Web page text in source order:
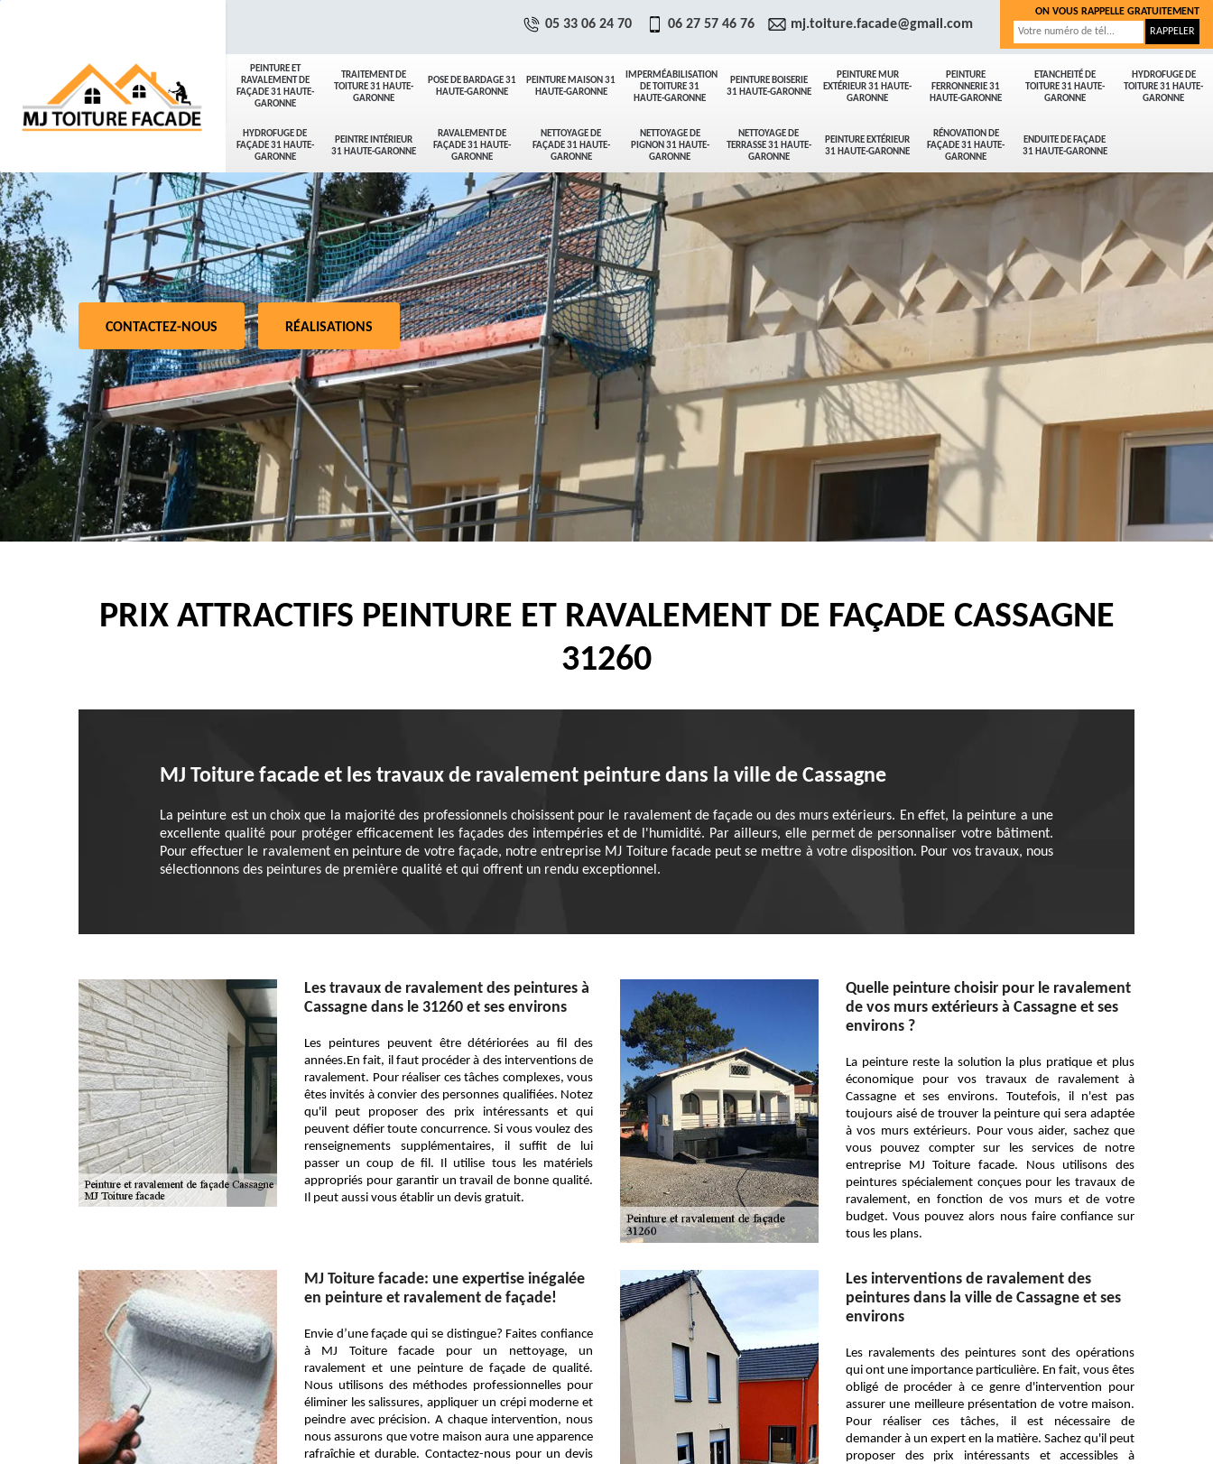
PEINTURE ET
RAVALEMENT DE
FAÇADE 31 HAUTE-
GARONNE
TRAITEMENT DE
TOITURE 31 HAUTE-
GARONNE
POSE DE BARDAGE 31
HAUTE-GARONNE
PEINTURE MAISON 31
HAUTE-GARONNE
IMPERMÉABILISATION
DE TOITURE 31
HAUTE-GARONNE
PEINTURE BOISERIE
31 HAUTE-GARONNE
PEINTURE MUR
EXTÉRIEUR 31 HAUTE-
GARONNE
PEINTURE
FERRONNERIE 31
HAUTE-GARONNE
ETANCHEITÉ DE
TOITURE 31 HAUTE-
GARONNE
HYDROFUGE DE
TOITURE 31 HAUTE-
GARONNE
HYDROFUGE DE
FAÇADE 31 HAUTE-
GARONNE
PEINTRE INTÉRIEUR
31 HAUTE-GARONNE
RAVALEMENT DE
FAÇADE 31 HAUTE-
GARONNE
NETTOYAGE DE
FAÇADE 31 HAUTE-
GARONNE
NETTOYAGE DE
PIGNON 31 HAUTE-
GARONNE
NETTOYAGE DE
TERRASSE 31 HAUTE-
GARONNE
PEINTURE EXTÉRIEUR
31 HAUTE-GARONNE
RÉNOVATION DE
FAÇADE 31 HAUTE-
GARONNE
ENDUITE DE FAÇADE
31 HAUTE-GARONNE
05 33 06 24 70 06 27 57 46 76 mj.toiture.facade@gmail.com
ON VOUS RAPPELLE GRATUITEMENT
CONTACTEZ-NOUS RÉALISATIONS
PRIX ATTRACTIFS PEINTURE ET RAVALEMENT DE FAÇADE CASSAGNE
31260
MJ Toiture facade et les travaux de ravalement peinture dans la ville de Cassagne
La peinture est un choix que la majorité des professionnels choisissent pour le ravalement de façade ou des murs extérieurs. En effet, la peinture a une
excellente qualité pour protéger efficacement les façades des intempéries et de l'humidité. Par ailleurs, elle permet de personnaliser votre bâtiment.
Pour effectuer le ravalement en peinture de votre façade, notre entreprise MJ Toiture facade peut se mettre à votre disposition. Pour vos travaux, nous
sélectionnons des peintures de première qualité et qui offrent un rendu exceptionnel.
Les travaux de ravalement des peintures à
Cassagne dans le 31260 et ses environs
Les peintures peuvent être détériorées au fil des
années.En fait, il faut procéder à des interventions de
ravalement. Pour réaliser ces tâches complexes, vous
êtes invités à convier des personnes qualifiées. Notez
qu'il peut proposer des prix intéressants et qui
peuvent défier toute concurrence. Si vous voulez des
renseignements supplémentaires, il suffit de lui
passer un coup de fil. Il utilise tous les matériels
appropriés pour garantir un travail de bonne qualité.
Il peut aussi vous établir un devis gratuit.
Quelle peinture choisir pour le ravalement
de vos murs extérieurs à Cassagne et ses
environs ?
La peinture reste la solution la plus pratique et plus
économique pour vos travaux de ravalement à
Cassagne et ses environs. Toutefois, il n'est pas
toujours aisé de trouver la peinture qui sera adaptée
à vos murs extérieurs. Pour vous aider, sachez que
vous pouvez compter sur les services de notre
entreprise MJ Toiture facade. Nous utilisons des
peintures spécialement conçues pour les travaux de
ravalement, en fonction de vos murs et de votre
budget. Vous pouvez alors nous faire confiance sur
tous les plans.
MJ Toiture facade: une expertise inégalée
en peinture et ravalement de façade!
Envie d’une façade qui se distingue? Faites confiance
à MJ Toiture facade pour un nettoyage, un
ravalement et une peinture de façade de qualité.
Nous utilisons des méthodes professionnelles pour
éliminer les salissures, appliquer un crépi moderne et
peindre avec précision. A chaque intervention, nous
nous assurons que votre maison aura une apparence
rafraîchie et durable. Contactez-nous pour un devis
Les interventions de ravalement des
peintures dans la ville de Cassagne et ses
environs
Les ravalements des peintures sont des opérations
qui ont une importance particulière. En fait, vous êtes
obligé de procéder à ce genre d'intervention pour
assurer une meilleure présentation de votre maison.
Pour réaliser ces tâches, il est nécessaire de
demander à un expert en la matière. Sachez qu'il peut
proposer des prix intéressants et accessibles à